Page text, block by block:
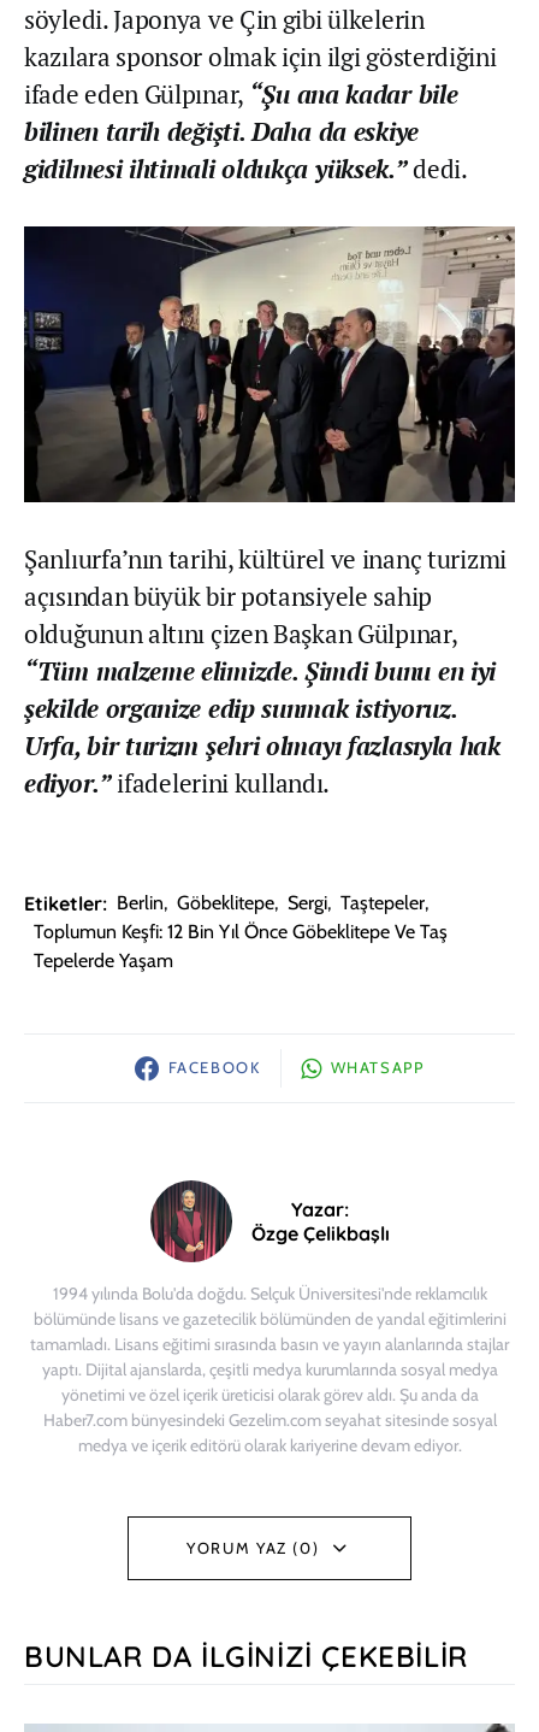
söyledi. Japonya ve Çin gibi ülkelerin
kazılara sponsor olmak için ilgi gösterdiğini
ifade eden Gülpınar, “Şu ana kadar bile
bilinen tarih değişti. Daha da eskiye
gidilmesi ihtimali oldukça yüksek.”dedi.
Şanlıurfa’nın tarihi, kültürel ve inanç turizmi
açısından büyük bir potansiyele sahip
olduğunun altını çizen Başkan Gülpınar,
“Tüm malzeme elimizde. Şimdi bunu en iyi
şekilde organize edip sunmak istiyoruz.
Urfa, bir turizm şehri olmayı fazlasıyla hak
ediyor.”ifadelerini kullandı.
Etiketler: Berlin, Göbeklitepe, Sergi, Taştepeler,
Toplumun Keşfi: 12 Bin Yıl Önce Göbeklitepe Ve Taş
Tepelerde Yaşam
FACEBOOK WHATSAPP
Yazar:
Özge Çelikbaşlı
1994 yılında Bolu'da doğdu. Selçuk Üniversitesi'nde reklamcılık
bölümünde lisans ve gazetecilik bölümünden de yandal eğitimlerini
tamamladı. Lisans eğitimi sırasında basın ve yayın alanlarında stajlar
yaptı. Dijital ajanslarda, çeşitli medya kurumlarında sosyal medya
yönetimi ve özel içerik üreticisi olarak görev aldı. Şu anda da
Haber7.com bünyesindeki Gezelim.com seyahat sitesinde sosyal
medya ve içerik editörü olarak kariyerine devam ediyor.
YORUM YAZ (0)
BUNLAR DA İLGINIZI ÇEKEBILIR